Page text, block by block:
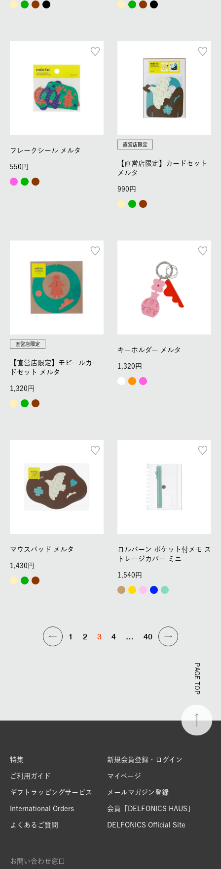
フレークシール メルタ
550
直営店限定
【直営店限定】カードセット
メルタ
990
直営店限定
【直営店限定】モビールカー
ドセット メルタ
1,320
キーホルダー メルタ
1,320
マウスパッド メルタ
1,430
ロルバーン ポケット付メモ ス
トレージカバー ミニ
1,540
1 2 3 4 … 40
PAGE TOP
特集
ご利用ガイド
ギフトラッピングサービス
International Orders
よくあるご質問
新規会員登録・ログイン
マイページ
メールマガジン登録
会員「DELFONICS HAUS」
DELFONICS Official Site
お問い合わせ窓口